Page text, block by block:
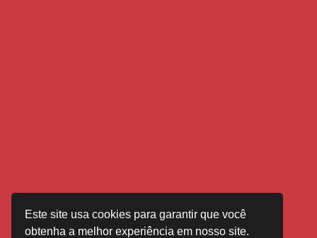
Este site usa cookies para garantir que você
obtenha a melhor experiência em nosso site.